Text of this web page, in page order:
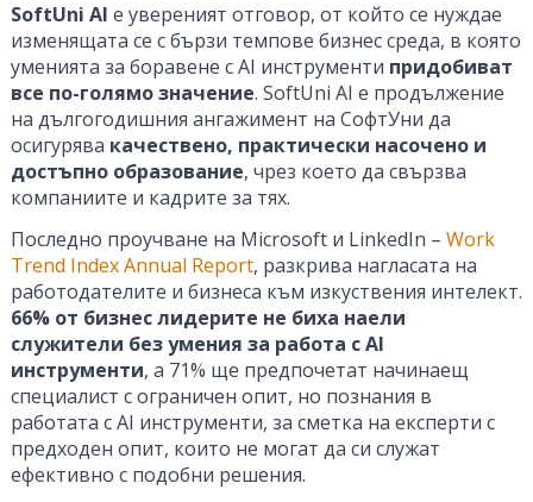
SoftUni AI е увереният отговор, от който се нуждае
изменящата се с бързи темпове бизнес среда, в която
уменията за боравене с AI инструменти придобиват
все по-голямо значение. SoftUni AI е продължение
на дългогодишния ангажимент на СофтУни да
осигурява качествено, практически насочено и
достъпно образование, чрез което да свързва
компаниите и кадрите за тях.
Последно проучване на Microsoft и LinkedIn – Work
Trend Index Annual Report, разкрива нагласата на
работодателите и бизнеса към изкуствения интелект.
66% от бизнес лидерите не биха наели
служители без умения за работа с AI
инструменти, а 71% ще предпочетат начинаещ
специалист с ограничен опит, но познания в
работата с AI инструменти, за сметка на експерти с
предходен опит, които не могат да си служат
ефективно с подобни решения.